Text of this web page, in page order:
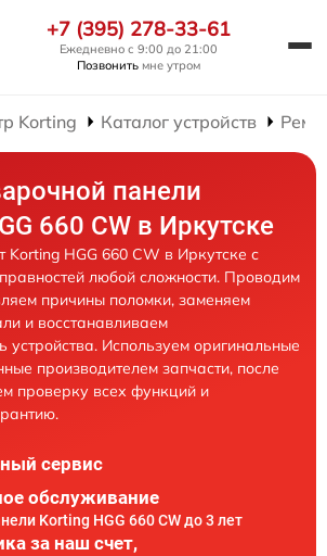
+7 (395) 278-33-61
Ежедневно с 9:00 до 21:00
Позвонить мне утром
Korting Каталог устройств
панели
660 CW в Иркутске
Korting HGG 660 CW в Иркутске с
любой сложности. Проводим
причины поломки, заменяем
и восстанавливаем
устройства. Используем оригинальные
производителем запчасти, после
проверку всех функций и
сервис
обслуживание
Korting HGG 660 CW до 3 лет
за наш счет,